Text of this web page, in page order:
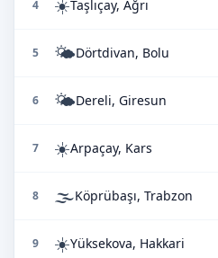
4 ☀️Taşlıçay, Ağrı
5 🌤️Dörtdivan, Bolu
6 🌤️Dereli, Giresun
7 ☀️Arpaçay, Kars
8 🌫️Köprübaşı, Trabzon
9 ☀️Yüksekova, Hakkari